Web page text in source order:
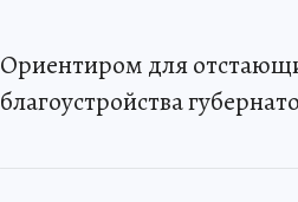
Ориентиром для
благоустройства